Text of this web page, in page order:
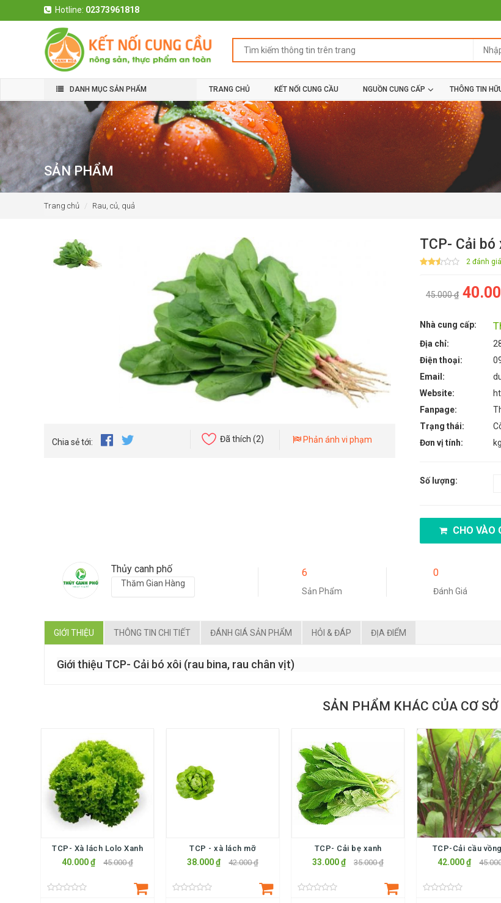
Hotline: 02373961818
DANH MỤC SẢN PHẨM TRANG CHỦ KẾT NỐI CUNG CẦU NGUỒN CUNG CẤP THÔNG TIN
SẢN PHẨM
Trang chủ Rau, củ, quả
Chia sẻ tới: Đã thích (2) Phản ánh vi phạm
TCP- Cải bó
2 đánh giá
45.000 ₫
Nhà cung cấp:
Địa chỉ:
Điện thoại:
Email:
Website:
Fanpage:
Trạng thái:
Đơn vị tính:
kg
Số lượng:
CHO VÀO
Thủy canh phố
Thăm Gian Hàng
6
Sản Phẩm
0
Đánh Giá
GIỚI THIỆU THÔNG TIN CHI TIẾT ĐÁNH GIÁ SẢN PHẨM HỎI & ĐÁP ĐỊA ĐIỂM
Giới thiệu TCP- Cải bó xôi (rau bina, rau chân vịt)
SẢN PHẨM KHÁC CỦA CƠ SỞ
TCP- Xà lách Lolo Xanh
40.000 ₫ 45.000 ₫
TCP - xà lách mỡ
38.000 ₫ 42.000 ₫
TCP- Cải bẹ xanh
33.000 ₫ 35.000 ₫
TCP-Cải cầu
42.000 ₫